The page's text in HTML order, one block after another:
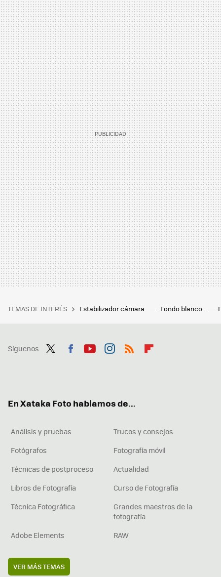
TEMAS DE INTERÉS Estabilizador cámara Fondo blanco
Síguenos
En Xataka Foto hablamos de...
Análisis y pruebas
Trucos y consejos
Fotógrafos
Fotografía móvil
Técnicas de postproceso
Actualidad
Libros de Fotografía
Curso de Fotografía
Técnica Fotográfica
Grandes maestros de la
fotografía
Adobe Elements
RAW
VER MÁS TEMAS